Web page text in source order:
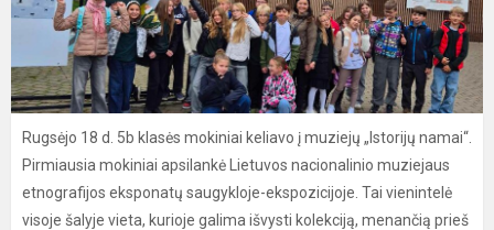
Rugsėjo 18 d. 5b klasės mokiniai keliavo į muziejų „Istorijų namai“.
Pirmiausia mokiniai apsilankė Lietuvos nacionalinio muziejaus
etnografijos eksponatų saugykloje-ekspozicijoje. Tai vienintelė
visoje šalyje vieta, kurioje galima išvysti kolekciją, menančią prieš